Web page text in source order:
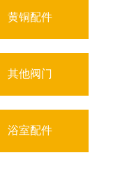
黄铜配件
其他阀门
浴室配件